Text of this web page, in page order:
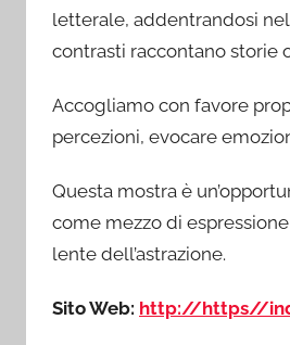
letterale, addentrandosi
contrasti raccontano storie
Accogliamo con favore
percezioni, evocare
Questa mostra è
come mezzo di
lente dell’astrazione.
Sito Web: http://https//